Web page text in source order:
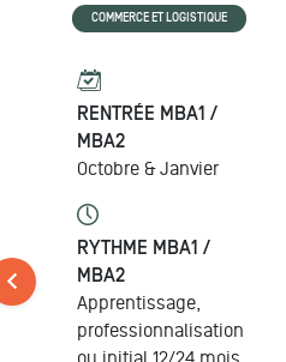
COMMERCE ET LOGISTIQUE
RENTRÉE MBA1 /
MBA2
Octobre & Janvier
RYTHME MBA1 /
MBA2
Apprentissage,
professionnalisation